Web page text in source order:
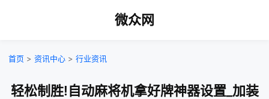
微众网
首页 > 资讯中心 > 行业资讯
轻松制胜!自动麻将机拿好牌神器设置_加装